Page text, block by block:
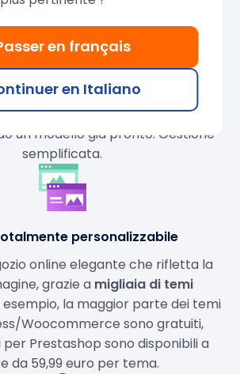
dell'e-commerce
facilmente i contenuti del
nuoviprodotti
dai vostri clienti in poche ore,
un modello già pronto. Gestione
semplificata.
personalizzabile
online elegante che rifletta la
grazie a migliaia di temi
esempio, la maggior parte dei temi
Woocommerce sono gratuiti,
Prestashop sono disponibili a
da 59,99 euro per tema.
en français
en Italiano